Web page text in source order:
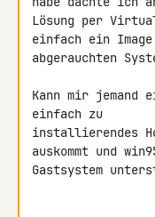
Lösung per
einfach ein
abgerauchten
Kann mir jemand
einfach zu
installierendes
auskommt und
Gastsystem